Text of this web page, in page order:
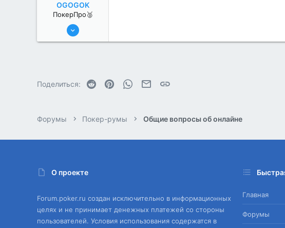
OGOGOK
ПокерПро🥈
11 Авг 2022
Поделиться: Reddit PinterestWhatsAppЭлектронная почта
Форумы Покер-румы Общие вопросы об онлайне
О проекте
Forum.poker.ru создан исключительно в информационных
целях и не принимает денежных платежей со стороны
пользователей. Условия использования содержатся в
Главная
Форумы